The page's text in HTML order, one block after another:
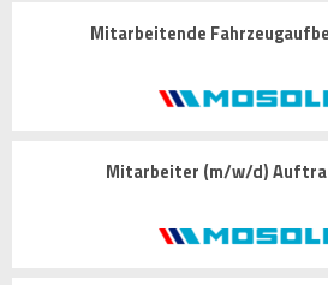
Mitarbeitende
Mitarbeiter (m/w/d)